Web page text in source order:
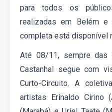
para todos os
realizadas em Belém e
completa está disponível
Até 08/11, sempre
Castanhal segue com
Curto-Circuito. A
artistas Erinaldo Cirino